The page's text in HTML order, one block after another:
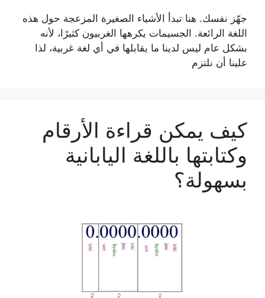
جهّز نفسك. هنا تبدأ الأشياء الصغيرة المزعجة حول هذه
اللغة الرائعة. الجسيمات يكرهها الغربيون كثيرًا، لأنه
بشكل عام ليس لدينا ما يقابلها في أي لغة غربية، لذا
علينا أن نلتزم
كيف يمكن قراءة الأرقام
وكتابتها باللغة اليابانية
بسهولة؟